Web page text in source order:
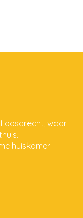
waar
huiskamer-